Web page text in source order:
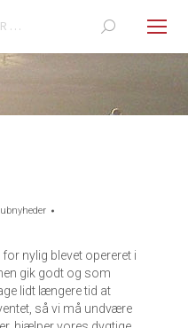
nylig blevet opereret i
gik godt og som
lidt længere tid at
så vi må undvære